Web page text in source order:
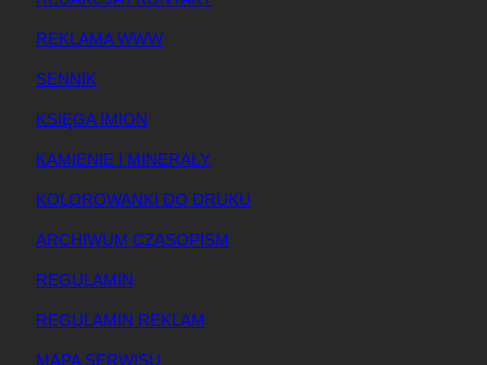
REKLAMA WWW
SENNIK
KSIĘGA IMION
KAMIENIE I MINERAŁY
KOLOROWANKI DO DRUKU
ARCHIWUM CZASOPISM
REGULAMIN
REGULAMIN REKLAM
MAPA SERWISU